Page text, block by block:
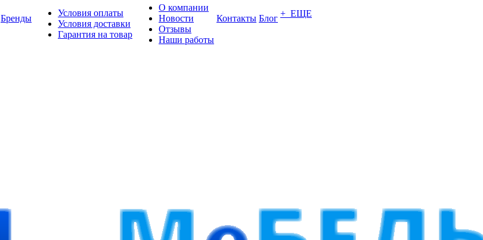
Бренды
Условия оплаты
Условия доставки
Гарантия на товар
О компании
Новости
Отзывы
Наши работы
Контакты Блог + ЕЩЕ